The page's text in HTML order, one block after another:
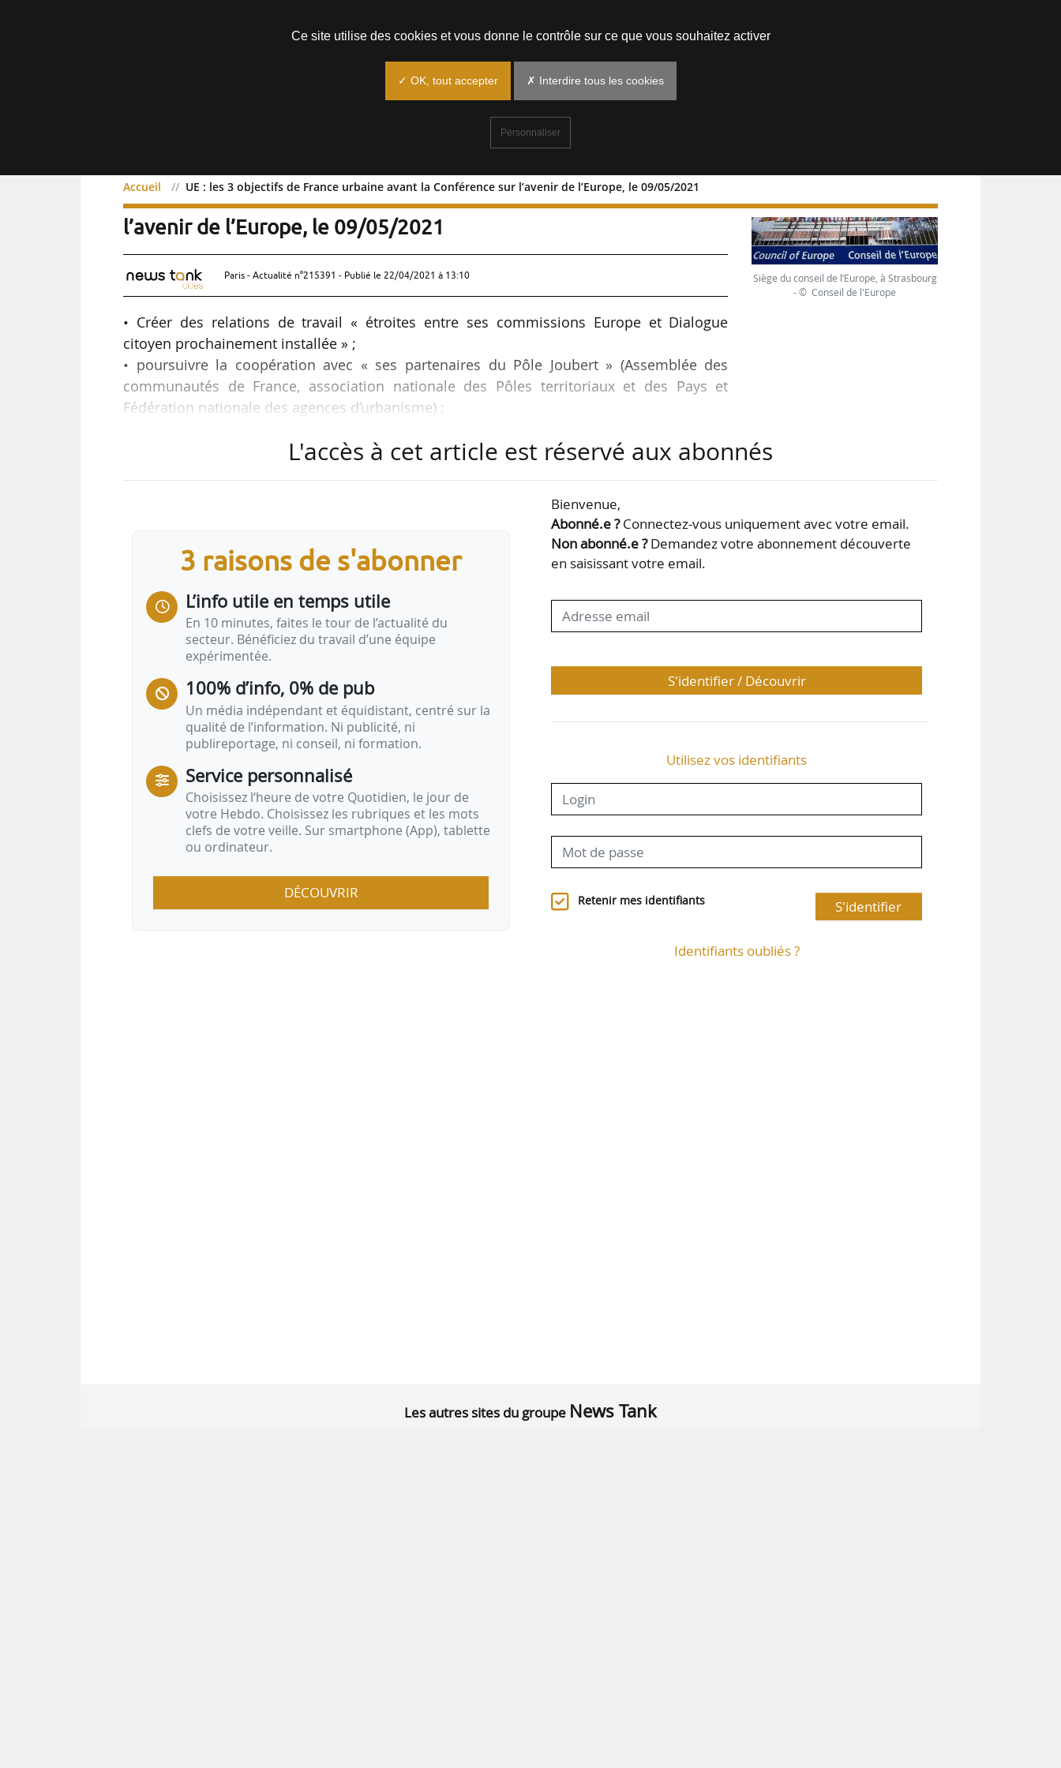
Accueil UE : les 3 objectifs de France urbaine avant la Conférence sur l’avenir de l’Europe, le 09/05/2021
UE : les 3 objectifs de France urbaine avant la Conférence sur
l’avenir de l’Europe, le 09/05/2021
Paris - Actualité n°215391 - Publié le 22/04/2021 à 13:10
• Créer des relations de travail « étroites entre ses commissions Europe et Dialogue
citoyen prochainement installée » ;
• poursuivre la coopération avec « ses partenaires du Pôle Joubert » (Assemblée des
communautés de France, association nationale des Pôles territoriaux et des Pays et
Fédération nationale des agences d’urbanisme) ;
l’association française du Conseil des Communes et Régions d’Europe (Afccre) et
Tels sont les 3 objectifs que se fixe France urbaine, dans la perspective de la Conférence
sur l’avenir de l’Europe qui sera lancée officiellement par le Parlement européen, le Conseil
et la Commission européenne, le 09/05/2021 (jour de l’Europe). La Conférence sur l’avenir
Siège du conseil de l’Europe, à Strasbourg
- © Conseil de l'Europe
L'accès à cet article est réservé aux abonnés
3 raisons de s'abonner
L’info utile en temps utile
En 10 minutes, faites le tour de l’actualité du
secteur. Bénéficiez du travail d’une équipe
expérimentée.
100% d’info, 0% de pub
Un média indépendant et équidistant, centré sur la
qualité de l’information. Ni publicité, ni
publireportage, ni conseil, ni formation.
Service personnalisé
Choisissez l‘heure de votre Quotidien, le jour de
votre Hebdo. Choisissez les rubriques et les mots
clefs de votre veille. Sur smartphone (App), tablette
ou ordinateur.
DÉCOUVRIR
Bienvenue,
Abonné.e ?Connectez-vous uniquement avec votre email.
Non abonné.e ?Demandez votre abonnement découverte
en saisissant votre email.
S'identifier / Découvrir
Utilisez vos identifiants
Retenir mes identifiants S'identifier
Identifiants oubliés ?
Les autres sites du groupe News Tank
Ce site utilise des cookies et vous donne le contrôle sur ce que vous souhaitez activer
✓ OK, tout accepter ✗ Interdire tous les cookies
Personnaliser